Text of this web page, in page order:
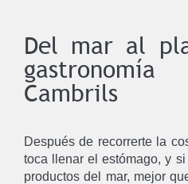
Del mar al
Cambrils
Después de recorrerte la
toca llenar el estómago, y
productos del mar, mejor